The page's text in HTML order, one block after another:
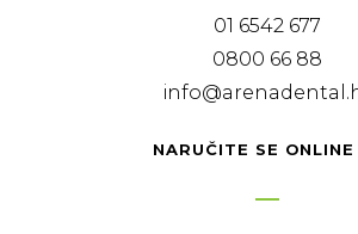
01 6542 677
0800 66 88
NARUČITE SE ONLINE